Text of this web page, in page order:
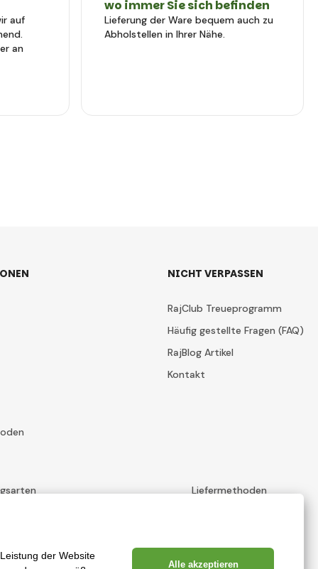
auf
an
wo immer Sie sich befinden
Lieferung der Ware bequem auch zu
Abholstellen in Ihrer Nähe.
NICHT VERPASSEN
RajClub Treueprogramm
Häufig gestellte Fragen (FAQ)
RajBlog Artikel
Kontakt
Liefermethoden